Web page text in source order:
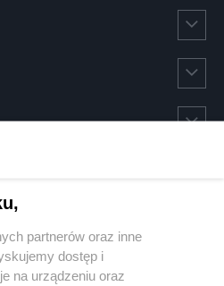
partnerów oraz inne
dostęp i
na urządzeniu oraz